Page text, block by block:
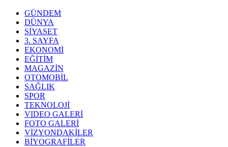
GÜNDEM
DÜNYA
SİYASET
3. SAYFA
EKONOMİ
EĞİTİM
MAGAZİN
OTOMOBİL
SAĞLIK
SPOR
TEKNOLOJİ
VIDEO GALERİ
FOTO GALERİ
VİZYONDAKİLER
BİYOGRAFİLER